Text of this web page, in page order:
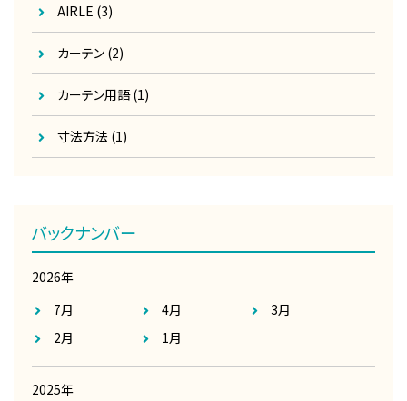
寸法方法 (1)
カーテン用語(1)
カーテン (2)
AIRLE (3)
バックナンバー
2026年
7月
4月
3月
2月
1月
2025年